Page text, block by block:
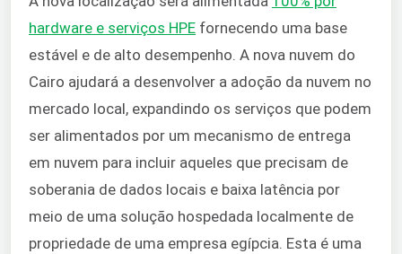
hardware e serviços HPE fornecendo uma base
estável e de alto desempenho. A nova nuvem do
Cairo ajudará a desenvolver a adoção da nuvem no
mercado local, expandindo os serviços que podem
ser alimentados por um mecanismo de entrega
em nuvem para incluir aqueles que precisam de
soberania de dados locais e baixa latência por
meio de uma solução hospedada localmente de
propriedade de uma empresa egípcia. Esta é uma